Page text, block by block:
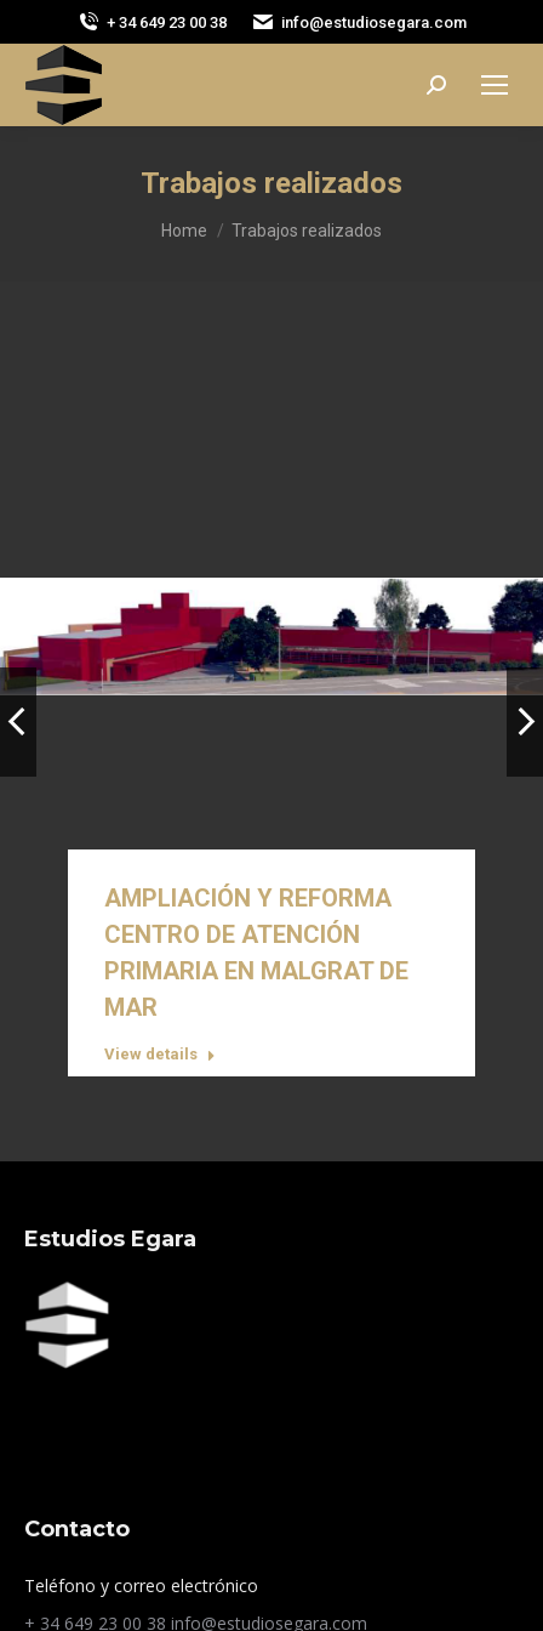
+ 34 649 23 00 38 info@estudiosegara.com
Search:
Trabajos realizados
You are here:
Home Trabajos realizados
AMPLIACIÓN Y REFORMA
CENTRO DE ATENCIÓN
PRIMARIA EN MALGRAT DE
MAR
View details
Estudios Egara
Contacto
Teléfono y correo electrónico
+ 34 649 23 00 38 info@estudiosegara.com